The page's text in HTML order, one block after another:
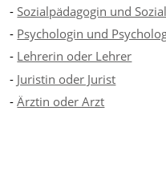
-Sozialpädagogin und
- Psychologin und
- Lehrerin oder Lehrer
- Juristin oder Jurist
-Ärztin oder Arzt